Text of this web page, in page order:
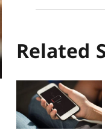
Related